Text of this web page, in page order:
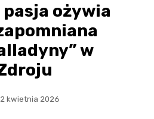
pasja ożywia
w
kwietnia 2026